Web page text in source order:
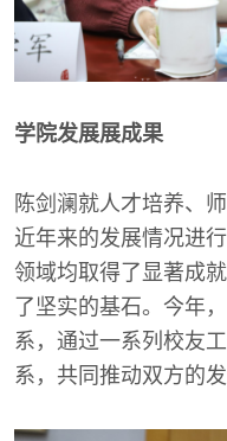
学院发展展成果
陈剑澜就人才培养、
近年来的发展情况进
领域均取得了显著成
了坚实的基石。今年
系，通过一系列校友
系，共同推动双方的发